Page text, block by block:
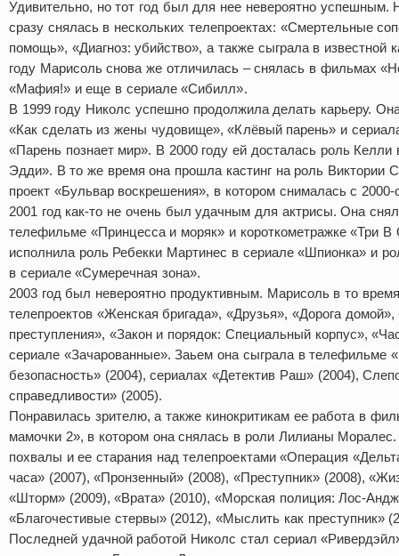
Удивительно, но тот год был для нее невероятно успешным.
сразу снялась в нескольких телепроектах: «Смертельные
помощь», «Диагноз: убийство», а также сыграла в известной
году Марисоль снова же отличилась – снялась в фильмах
«Мафия!» и еще в сериале «Сибилл».
В 1999 году Николс успешно продолжила делать карьеру.
«Как сделать из жены чудовище», «Клёвый парень» и
«Парень познает мир». В 2000 году ей досталась роль
Эдди». В то же время она прошла кастинг на роль Виктории
проект «Бульвар воскрешения», в котором снималась с 2000-
2001 год как-то не очень был удачным для актрисы. Она
телефильме «Принцесса и моряк» и короткометражке «Три
исполнила роль Ребекки Мартинес в сериале «Шпионка» и
в сериале «Сумеречная зона».
2003 год был невероятно продуктивным. Марисоль в то
телепроектов «Женская бригада», «Друзья», «Дорога
преступления», «Закон и порядок: Специальный корпус»,
сериале «Зачарованные». Заьем она сыграла в телефильме
безопасность» (2004), сериалах «Детектив Раш» (2004),
справедливости» (2005).
Понравилась зрителю, а также кинокритикам ее работа в
мамочки 2», в котором она снялась в роли Лилианы
похвалы и ее старания над телепроектами «Операция
часа» (2007), «Пронзенный» (2008), «Преступник» (2008),
«Шторм» (2009), «Врата» (2010), «Морская полиция: Лос-
«Благочестивые стервы» (2012), «Мыслить как преступник»
Последней удачной работой Николс стал сериал